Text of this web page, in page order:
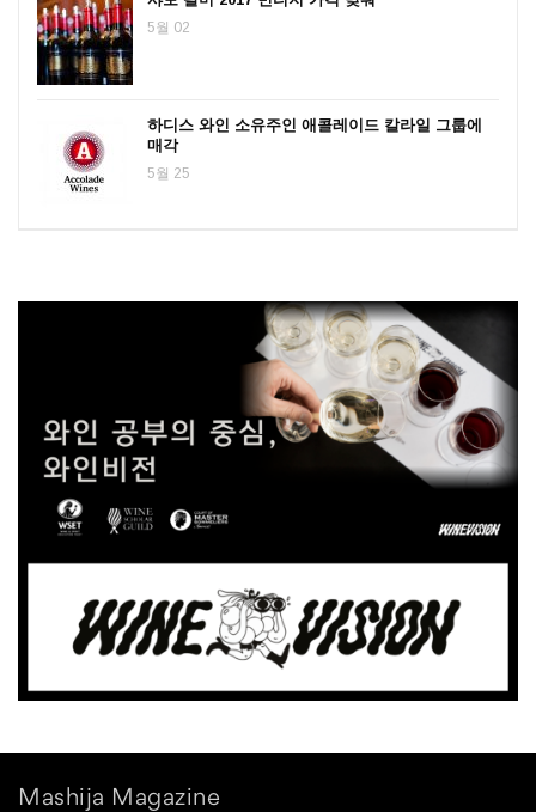
5월 02
하디스 와인 소유주인 애콜레이드 칼라일 그룹에
매각
5월 25
Mashija Magazine